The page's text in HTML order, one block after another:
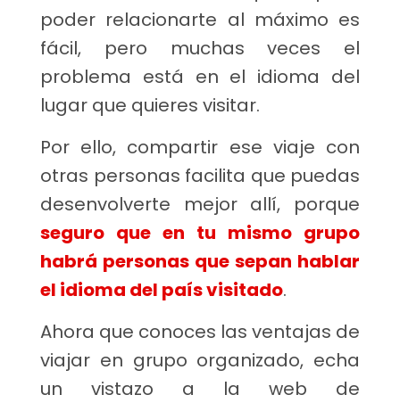
poder relacionarte al máximo es
fácil, pero muchas veces el
problema está en el idioma del
lugar que quieres visitar.
Por ello, compartir ese viaje con
otras personas facilita que puedas
desenvolverte mejor allí, porque
seguro que en tu mismo grupo
habrá personas que sepan hablar
el idioma del país visitado.
Ahora que conoces las ventajas de
viajar en grupo organizado, echa
un vistazo a la web de